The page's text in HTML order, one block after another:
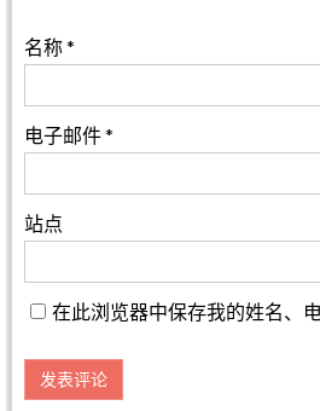
名称*
电子邮件*
站点
在此浏览器中保存我的姓名、